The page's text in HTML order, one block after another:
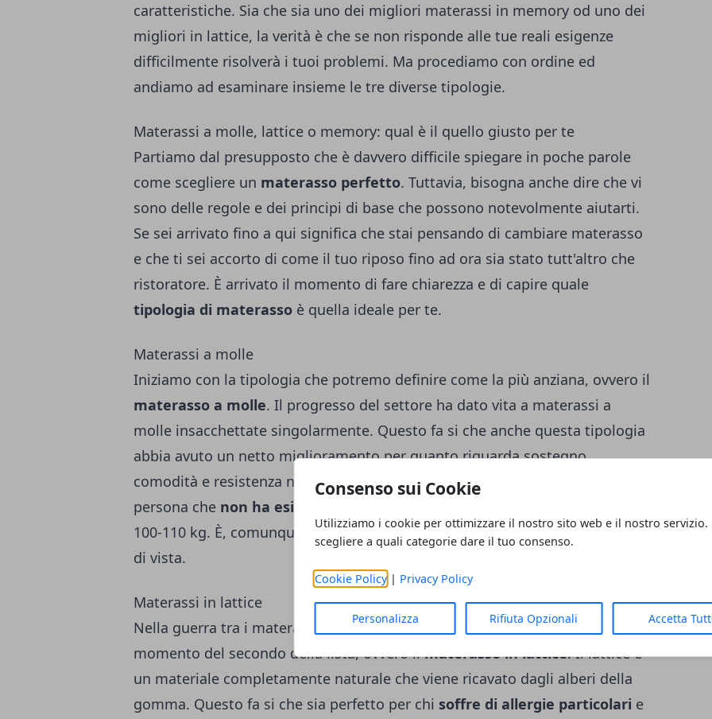
Consenso sui Cookie
Utilizziamo i cookie per ottimizzare il nostro sito web e il nostro servizio.
scegliere a quali categorie dare il tuo consenso.
Cookie Policy| Privacy Policy
Personalizza Rifiuta Opzionali Accetta
caratteristiche. Sia che sia uno dei migliori materassi in memory od uno dei
migliori in lattice, la verità è che se non risponde alle tue reali esigenze
difficilmente risolverà i tuoi problemi. Ma procediamo con ordine ed
andiamo ad esaminare insieme le tre diverse tipologie.
Materassi a molle, lattice o memory: qual è il quello giusto per te
Partiamo dal presupposto che è davvero difficile spiegare in poche parole
come scegliere un materasso perfetto. Tuttavia, bisogna anche dire che vi
sono delle regole e dei principi di base che possono notevolmente aiutarti.
Se sei arrivato fino a qui significa che stai pensando di cambiare materasso
e che ti sei accorto di come il tuo riposo fino ad ora sia stato tutt'altro che
ristoratore. È arrivato il momento di fare chiarezza e di capire quale
tipologia di materasso è quella ideale per te.
Materassi a molle
Iniziamo con la tipologia che potremo definire come la più anziana, ovvero il
materasso a molle. Il progresso del settore ha dato vita a materassi a
molle insacchettate singolarmente. Questo fa si che anche questa tipologia
abbia avuto un netto miglioramento per quanto riguarda sostegno,
comodità e resistenza nel tempo.Il materasso a molle è indicato per una
persona che non ha esigenze particolari
100-110 kg. È, comunque, la tipologia meno performante sotto diversi punti
di vista.
Materassi in lattice
Nella guerra tra i materassi a molle, lattice o memory ecco che è arrivato il
momento del secondo della lista, ovvero ilmaterasso in lattice.Il lattice è
un materiale completamente naturale che viene ricavato dagli alberi della
gomma. Questo fa si che sia perfetto per chi soffre di allergie particolari e